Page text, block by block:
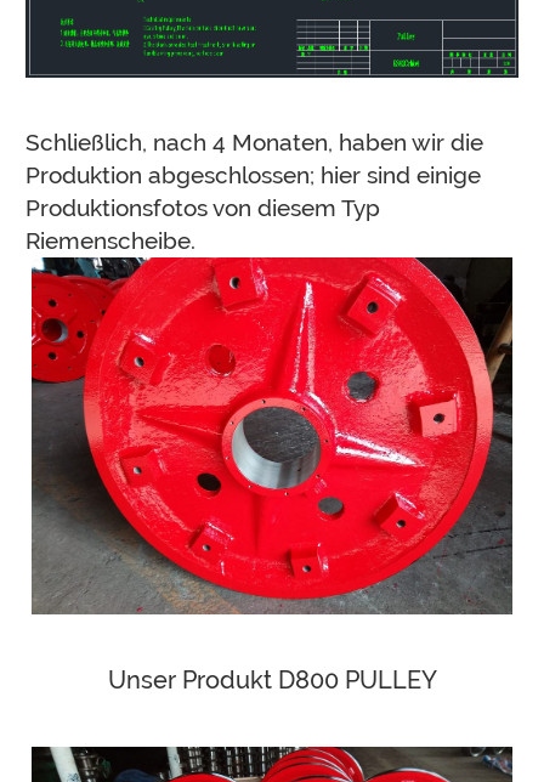
Schließlich, nach 4 Monaten, haben wir die
Produktion abgeschlossen; hier sind einige
Produktionsfotos von diesem Typ
Riemenscheibe.
Unser Produkt D800 PULLEY